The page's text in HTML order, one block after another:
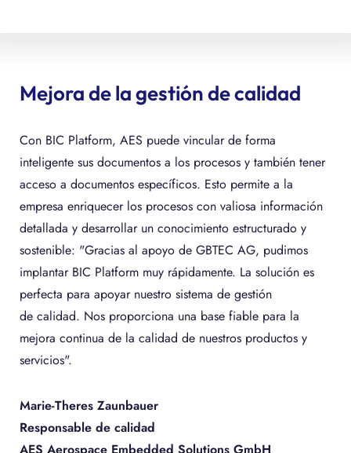
Mejora de la gestión de calidad
Con BIC Platform, AES puede vincular de forma
inteligente sus documentos a los procesos y también tener
acceso a documentos específicos. Esto permite a la
empresa enriquecer los procesos con valiosa información
detallada y desarrollar un conocimiento estructurado y
sostenible: "Gracias al apoyo de GBTEC AG, pudimos
implantar BIC Platform muy rápidamente. La solución es
perfecta para apoyar nuestro sistema de gestión
de calidad. Nos proporciona una base fiable para la
mejora continua de la calidad de nuestros productos y
servicios".
Marie-Theres Zaunbauer
Responsable de calidad